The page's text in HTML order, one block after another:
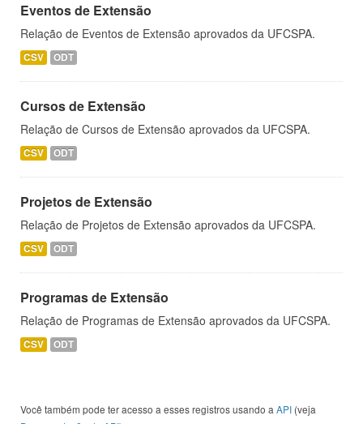
Eventos de Extensão
Relação de Eventos de Extensão aprovados da UFCSPA.
CSV ODT
Cursos de Extensão
Relação de Cursos de Extensão aprovados da UFCSPA.
CSV ODT
Projetos de Extensão
Relação de Projetos de Extensão aprovados da UFCSPA.
CSV ODT
Programas de Extensão
Relação de Programas de Extensão aprovados da UFCSPA.
CSV ODT
Você também pode ter acesso a esses registros usando a API (veja